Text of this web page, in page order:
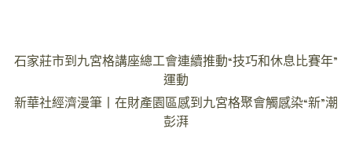
文
導
石家莊市到九宮格講座總工會連續推動“技巧和休息比賽年”
運動
新華社經濟漫筆丨在財產園區感到九宮格聚會觸感染“新”潮
彭湃